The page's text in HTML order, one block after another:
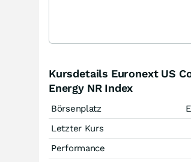
Kursdetails Euronext US
Energy NR Index
Börsenplatz
Letzter Kurs
Performance